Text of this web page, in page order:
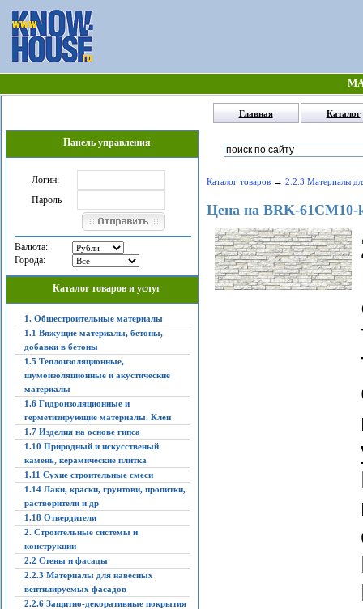
Главная Каталог
Панель управления
Логин:
Пароль
Валюта:
Города:
Каталог товаров и услуг
1. Общестроительные материалы
1.1 Вяжущие материалы, бетоны,
добавки в бетоны
1.5 Теплоизоляционные,
шумоизоляционные и акустические
материалы
1.6 Гидроизоляционные и
герметизирующие материалы. Клеи
1.7 Изделия на основе гипса
1.10 Природный и искусственый
камень, керамические плитка
1.11 Сухие строительные смеси
1.14 Лаки, краски, грунтови, пропитки,
растворители и др
1.18 Отвердители
2. Строительные системы и
конструкции
2.2 Стены и фасады
2.2.3 Материалы для навесных
вентилируемых фасадов
2.2.6 Защитно-декоративные покрытия
Каталог товаров→ 2.2.3 Материалы
Цена на BRK-61CM10-